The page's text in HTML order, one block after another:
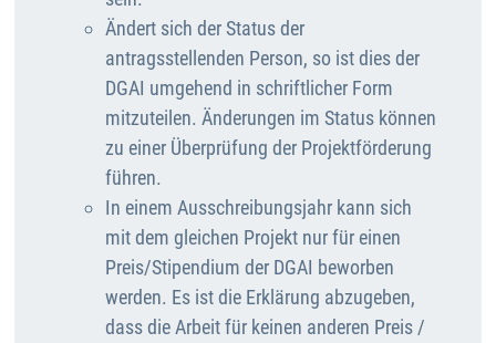
Ändert sich der Status der
antragsstellenden Person, so ist dies der
DGAI umgehend in schriftlicher Form
mitzuteilen. Änderungen im Status können
zu einer Überprüfung der Projektförderung
führen.
In einem Ausschreibungsjahr kann sich
mit dem gleichen Projekt nur für einen
Preis/Stipendium der DGAI beworben
werden. Es ist die Erklärung abzugeben,
dass die Arbeit für keinen anderen Preis /